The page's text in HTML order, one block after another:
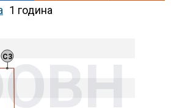
1 година
C3